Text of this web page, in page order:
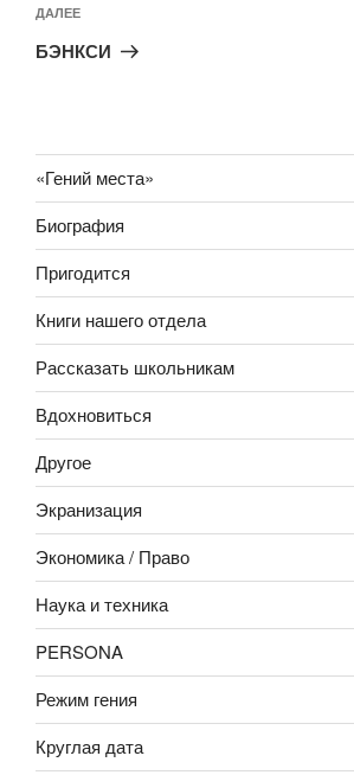
Следующая
запись
ДАЛЕЕ
БЭНКСИ
«Гений места»
Биография
Пригодится
Книги нашего отдела
Рассказать школьникам
Вдохновиться
Другое
Экранизация
Экономика / Право
Наука и техника
PERSONA
Режим гения
Круглая дата